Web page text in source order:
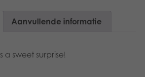
Aanvullende informatie
a sweet surprise!